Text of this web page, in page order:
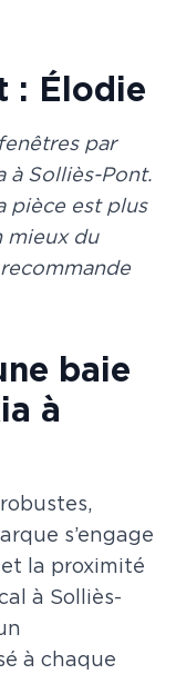
: Élodie
par
à Solliès-Pont.
pièce est plus
mieux du
baie
à
s’engage
la proximité
à Solliès-
à chaque